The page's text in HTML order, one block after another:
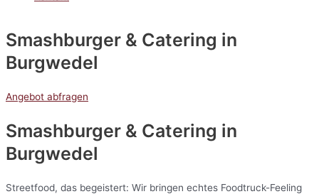
Smashburger & Catering in
Burgwedel
Angebot abfragen
Smashburger & Catering in
Burgwedel
Streetfood, das begeistert: Wir bringen echtes Foodtruck-Feeling